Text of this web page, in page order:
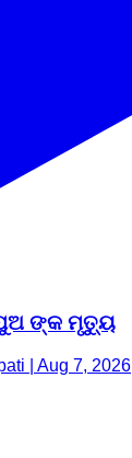
ପୁଅ ଙ୍କ ମୃତ୍ୟୁ
| Aug 7, 2026